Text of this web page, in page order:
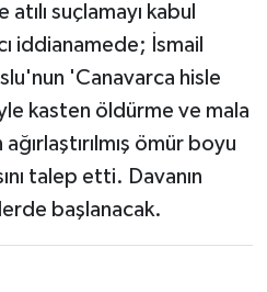
suçlamayı kabul
iddianamede; İsmail
'Canavarca hisle
kasten öldürme ve mala
ömür boyu
talep etti. Davanın
başlanacak.